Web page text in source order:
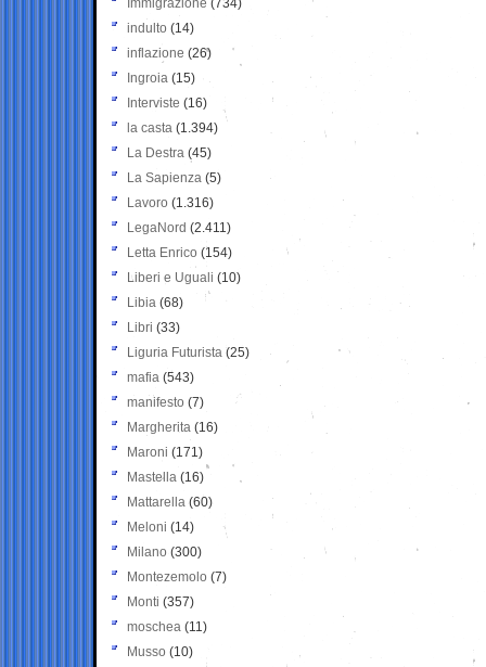
Immigrazione (734)
indulto (14)
inflazione (26)
Ingroia (15)
Interviste (16)
la casta (1.394)
La Destra (45)
La Sapienza (5)
Lavoro (1.316)
LegaNord (2.411)
Letta Enrico (154)
Liberi e Uguali (10)
Libia (68)
Libri (33)
Liguria Futurista (25)
mafia (543)
manifesto (7)
Margherita (16)
Maroni (171)
Mastella (16)
Mattarella (60)
Meloni (14)
Milano (300)
Montezemolo (7)
Monti (357)
moschea (11)
Musso (10)